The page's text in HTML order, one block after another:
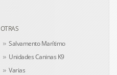
OTRAS
Salvamento Marítimo
Unidades Caninas K9
Varias